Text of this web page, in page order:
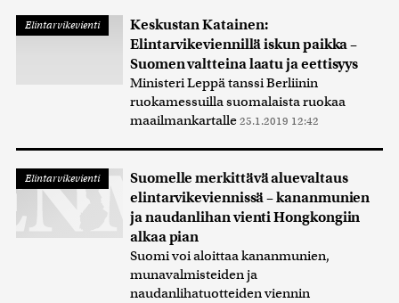
Elintarvikevienti
Keskustan Katainen:
Elintarvikeviennillä iskun paikka –
Suomen valtteina laatu ja eettisyys
Ministeri Leppä tanssi Berliinin
ruokamessuilla suomalaista ruokaa
maailmankartalle 25.1.2019 12:42
Elintarvikevienti
Suomelle merkittävä aluevaltaus
elintarvikeviennissä – kananmunien
ja naudanlihan vienti Hongkongiin
alkaa pian
Suomi voi aloittaa kananmunien,
munavalmisteiden ja
naudanlihatuotteiden viennin